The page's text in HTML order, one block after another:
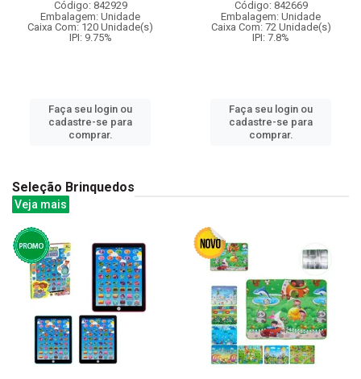
Código: 842929
Embalagem: Unidade
Caixa Com: 120 Unidade(s)
IPI: 9.75%
Faça seu login ou
cadastre-se para
comprar.
Código: 842669
Embalagem: Unidade
Caixa Com: 72 Unidade(s)
IPI: 7.8%
Faça seu login ou
cadastre-se para
comprar.
Seleção Brinquedos
Veja mais